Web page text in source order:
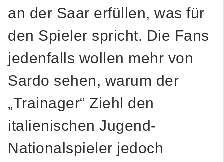
an der Saar erfüllen, was für
den Spieler spricht. Die Fans
jedenfalls wollen mehr von
Sardo sehen, warum der
„Trainager“ Ziehl den
italienischen Jugend-
Nationalspieler jedoch